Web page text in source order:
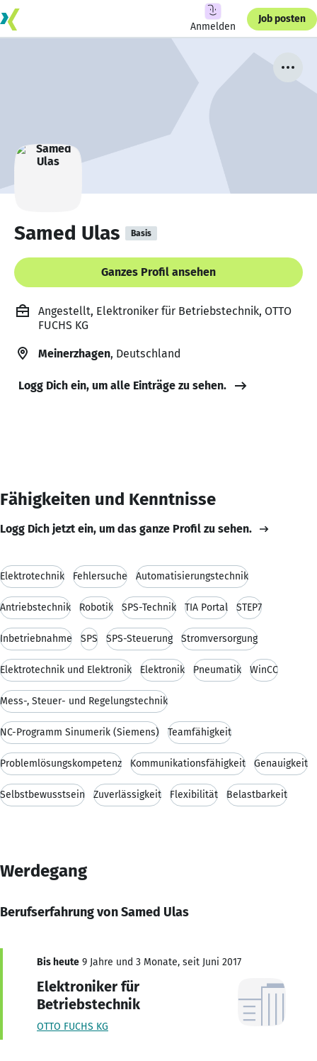
Anmelden
Job posten
Samed Ulas Basis
Ganzes Profil ansehen
Angestellt, Elektroniker für Betriebstechnik, OTTO
FUCHS KG
Meinerzhagen, Deutschland
Logg Dich ein, um alle Einträge zu sehen.
Fähigkeiten und Kenntnisse
Logg Dich jetzt ein, um das ganze Profil zu sehen.
Elektrotechnik Fehlersuche Automatisierungstechnik
Antriebstechnik Robotik SPS-Technik TIA Portal STEP7
Inbetriebnahme SPS SPS-Steuerung Stromversorgung
Elektrotechnik und Elektronik Elektronik Pneumatik WinCC
Mess-, Steuer- und Regelungstechnik
NC-Programm Sinumerik (Siemens) Teamfähigkeit
Problemlösungskompetenz Kommunikationsfähigkeit Genauigkeit
Selbstbewusstsein Zuverlässigkeit Flexibilität Belastbarkeit
Werdegang
Berufserfahrung von Samed Ulas
Bis heute 9 Jahre und 3 Monate, seit Juni 2017
Elektroniker für
Betriebstechnik
OTTO FUCHS KG